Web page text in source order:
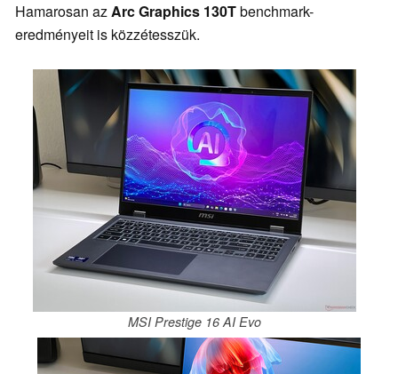
Hamarosan azArc Graphics 130Tbenchmark-
eredményeit is közzétesszük.
MSI Prestige 16 AI Evo